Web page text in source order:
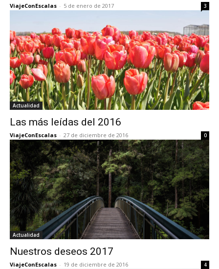
ViajeConEscalas - 5 de enero de 2017 3
Actualidad
Las más leídas del 2016
ViajeConEscalas - 27 de diciembre de 2016 0
Actualidad
Nuestros deseos 2017
ViajeConEscalas - 19 de diciembre de 2016 4